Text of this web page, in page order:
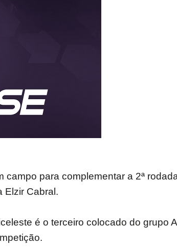
para complementar a 2ª
Elzir Cabral.
é o terceiro colocado do grupo